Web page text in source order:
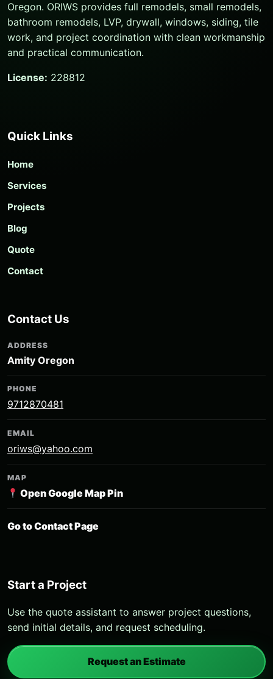
Oregon. ORIWS provides full remodels, small remodels,
bathroom remodels, LVP, drywall, windows, siding, tile
work, and project coordination with clean workmanship
and practical communication.
License: 228812
Quick Links
Home
Services
Projects
Blog
Quote
Contact
Contact Us
ADDRESS
Amity Oregon
PHONE
9712870481
EMAIL
oriws@yahoo.com
MAP
Open Google Map Pin
Go to Contact Page
Start a Project
Use the quote assistant to answer project questions,
send initial details, and request scheduling.
Request an Estimate